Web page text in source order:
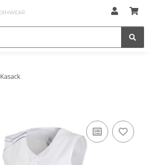
Kasack